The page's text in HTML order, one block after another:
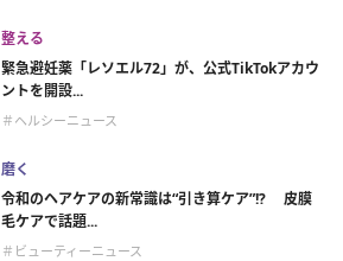
整える
緊急避妊薬「レソエル72」が、公式TikTokアカウ
ントを開設...
＃ヘルシーニュース
磨く
令和のヘアケアの新常識は“引き算ケア”!? 皮膜
毛ケアで話題...
＃ビューティーニュース